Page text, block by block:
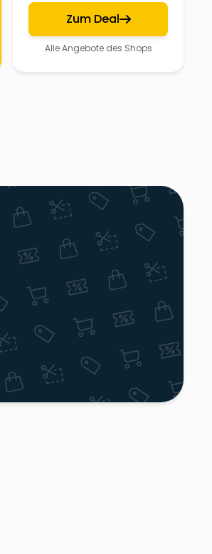
Zum Deal
Alle Angebote des Shops